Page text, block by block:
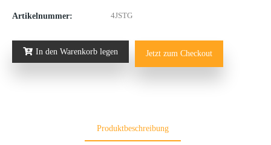
Artikelnummer: 4JSTG
In den Warenkorb legen Jetzt zum Checkout
Produktbeschreibung